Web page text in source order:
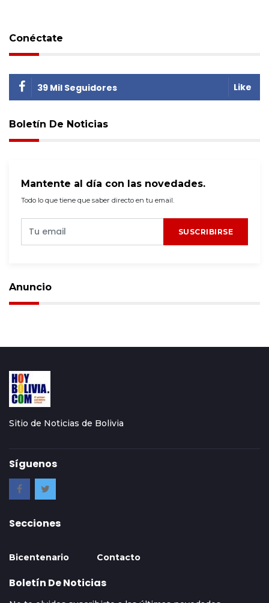
Conéctate
39 Mil Seguidores Like
Boletín De Noticias
Mantente al día con las novedades.
Todo lo que tiene que saber directo en tu email.
SUSCRIBIRSE
Anuncio
Sitio de Noticias de Bolivia
Síguenos
Secciones
Bicentenario Contacto
Boletín De Noticias